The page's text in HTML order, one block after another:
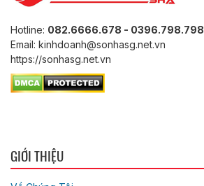
Hotline: 082.6666.678 - 0396.798.798
Email: kinhdoanh@sonhasg.net.vn
https://sonhasg.net.vn
GIỚI THIỆU